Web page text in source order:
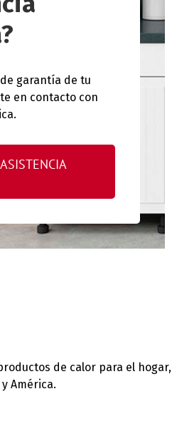
garantía de tu
en contacto con
de calor para el
América.